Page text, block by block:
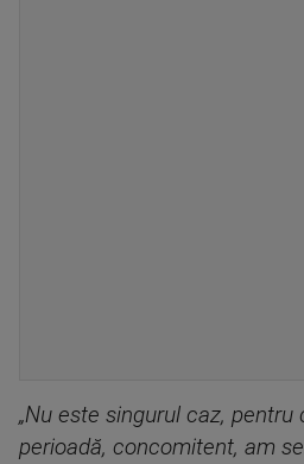
„Nu este singurul caz, pentru
perioadă, concomitent, am